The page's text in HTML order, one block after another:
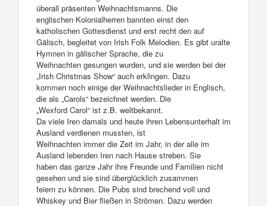
überall präsenten Weihnachtsmanns. Die
englischen Kolonialherren bannten einst den
katholischen Gottesdienst und erst recht den auf
Gälisch, begleitet von Irish Folk Melodien. Es gibt uralte
Hymnen in gälischer Sprache, die zu
Weihnachten gesungen wurden, und sie werden bei der
„Irish Christmas Show“ auch erklingen. Dazu
kommen noch einige der Weihnachtslieder in Englisch,
die als „Carols“ bezeichnet werden. Die
„Wexford Carol“ ist z.B. weltbekannt.
Da viele Iren damals und heute ihren Lebensunterhalt im
Ausland verdienen mussten, ist
Weihnachten immer die Zeit im Jahr, in der alle im
Ausland lebenden Iren nach Hause streben. Sie
haben das ganze Jahr ihre Freunde und Familien nicht
gesehen und sie sind überglücklich zusammen
feiern zu können. Die Pubs sind brechend voll und
Whiskey und Bier fließen in Strömen. Dazu werden